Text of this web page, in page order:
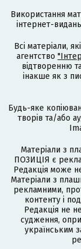
Використання
інтернет-
Всі матеріали,
агентство
відтворенню
інакше як з
Будь-яке
творів та/або
Матеріали з
ПОЗИЦІЯ є
Редакція може
Матеріали з
рекламними,
контенту і
Редакція не
судження,
українським